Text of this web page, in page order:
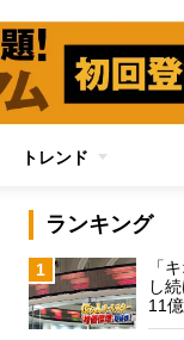
トレンド
ランキング
1
「
し
11